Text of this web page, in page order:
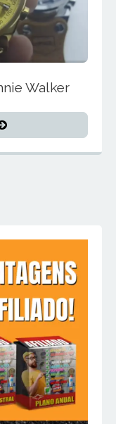
Walker